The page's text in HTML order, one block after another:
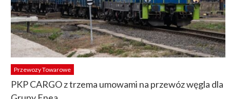
Przewozy Towarowe
PKP CARGO z trzema umowami na przewóz węgla dla